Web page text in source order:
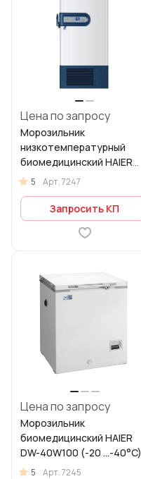
Цена по запросу
Морозильник
низкотемпературный
биомедицинский HAIER
DW-86L486 (−40 …−86 °C)
5 Арт.7247
Запросить КП
Цена по запросу
Морозильник
биомедицинский HAIER
DW-40W100 (-20 ...-40°C)
5 Арт.7245